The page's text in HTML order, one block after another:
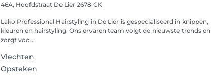
46A, Hoofdstraat De Lier 2678 CK
Lako Professional Hairstyling in De Lier is gespecialiseerd in knippen,
kleuren en hairstyling. Ons ervaren team volgt de nieuwste trends en
zorgt voo...
Vlechten
Opsteken